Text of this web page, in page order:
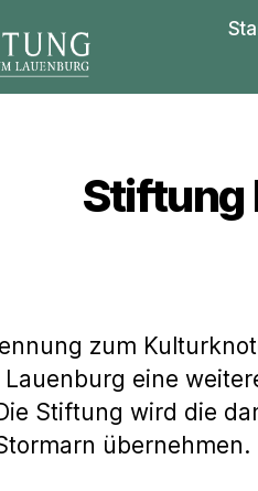
Stiftung
zum
Lauenburg eine
Stiftung wird die
übernehmen.